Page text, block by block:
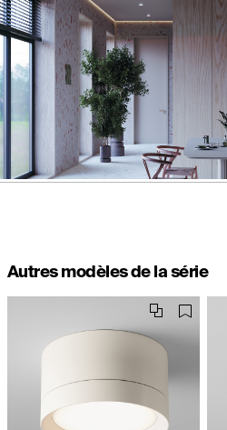
Autres modèles de la série